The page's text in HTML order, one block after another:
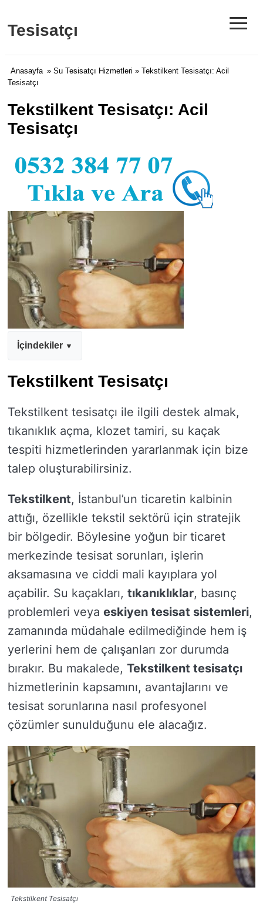
Tesisatçı ≡
Anasayfa » Su Tesisatçı Hizmetleri » Tekstilkent Tesisatçı: Acil
Tesisatçı
Tekstilkent Tesisatçı: Acil
Tesisatçı
İçindekiler
Tekstilkent Tesisatçı
Tekstilkent tesisatçı ile ilgili destek almak,
tıkanıklık açma, klozet tamiri, su kaçak
tespiti hizmetlerinden yararlanmak için bize
talep oluşturabilirsiniz.
Tekstilkent, İstanbul’un ticaretin kalbinin
attığı, özellikle tekstil sektörü için stratejik
bir bölgedir. Böylesine yoğun bir ticaret
merkezinde tesisat sorunları, işlerin
aksamasına ve ciddi mali kayıplara yol
açabilir. Su kaçakları, tıkanıklıklar, basınç
problemleri veya eskiyen tesisat sistemleri,
zamanında müdahale edilmediğinde hem iş
yerlerini hem de çalışanları zor durumda
bırakır. Bu makalede, Tekstilkent tesisatçı
hizmetlerinin kapsamını, avantajlarını ve
tesisat sorunlarına nasıl profesyonel
çözümler sunulduğunu ele alacağız.
Tekstilkent Tesisatçı